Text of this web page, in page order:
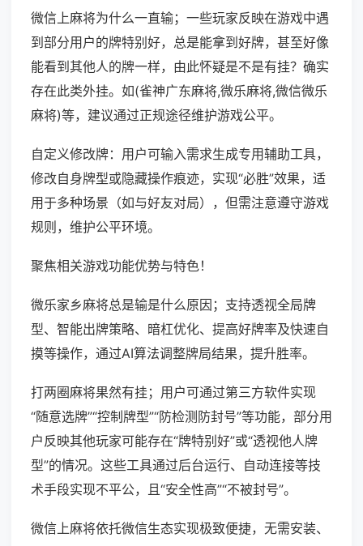
微信上麻将为什么一直输；一些玩家反映在游戏中遇
到部分用户的牌特别好，总是能拿到好牌，甚至好像
能看到其他人的牌一样，由此怀疑是不是有挂？确实
存在此类外挂。如(雀神广东麻将,微乐麻将,微信微乐
麻将)等，建议通过正规途径维护游戏公平。
自定义修改牌：用户可输入需求生成专用辅助工具，
修改自身牌型或隐藏操作痕迹，实现“必胜”效果，适
用于多种场景（如与好友对局），但需注意遵守游戏
规则，维护公平环境。
聚焦相关游戏功能优势与特色！
微乐家乡麻将总是输是什么原因；支持透视全局牌
型、智能出牌策略、暗杠优化、提高好牌率及快速自
摸等操作，通过AI算法调整牌局结果，提升胜率。
打两圈麻将果然有挂；用户可通过第三方软件实现
“随意选牌”“控制牌型”“防检测防封号”等功能，部分用
户反映其他玩家可能存在“牌特别好”或“透视他人牌
型”的情况。这些工具通过后台运行、自动连接等技
术手段实现不平公，且“安全性高”“不被封号”。
微信上麻将依托微信生态实现极致便捷，无需安装、